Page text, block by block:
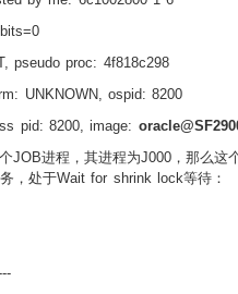
pseudo proc: 4f818c298
UNKNOWN, ospid: 8200
pid: 8200, image:
JOB进程，其进程为J000 ，那么这
，处于Wait for shrink lock等待：